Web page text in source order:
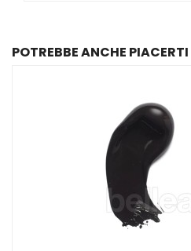
POTREBBE ANCHE PIACERTI